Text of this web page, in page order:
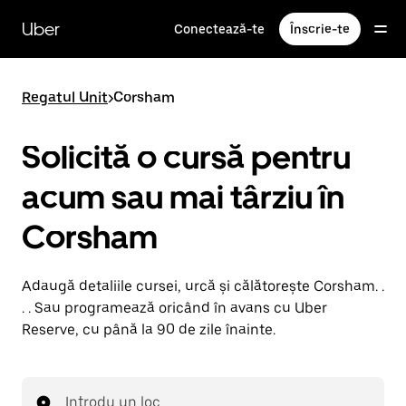
direct
conținutul
principal
Uber Conectează-te Înscrie-te
Regatul Unit>Corsham
Solicită o cursă pentru
acum sau mai târziu în
Corsham
Adaugă detaliile cursei, urcă și călătorește Corsham. .
. . Sau programează oricând în avans cu Uber
Reserve, cu până la 90 de zile înainte.
Introdu un loc